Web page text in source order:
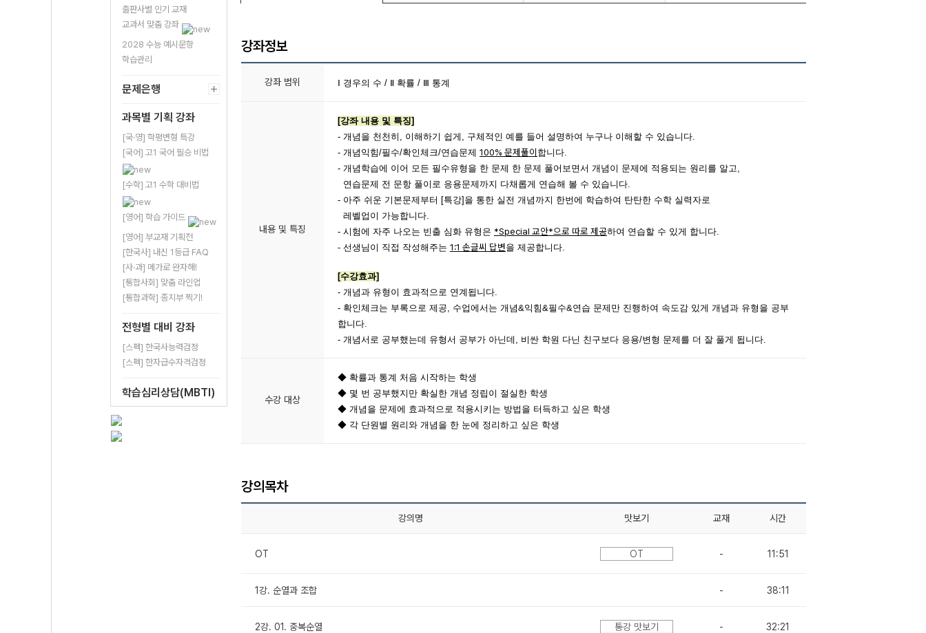
출판사별 인기 교재
교과서 맞춤 강좌
2028 수능 예시문항
학습관리
문제은행
과목별 기획 강좌
[국·영] 학평변형 특강
[국어] 고1 국어 필승 비법
[수학] 고1 수학 대비법
[영어] 학습 가이드
[영어] 부교재 기획전
[한국사] 내신 1등급 FAQ
[사·과] 메가로 완자해!
[통합사회] 맞춤 라인업
[통합과학] 종지부 찍기!
전형별 대비 강좌
[스펙] 한국사능력검정
[스펙] 한자급수자격검정
학습심리상담(MBTI)
강좌정보
강좌 범위 Ⅰ 경우의 수 / Ⅱ 확률 / Ⅲ 통계
내용 및 특징
[강좌 내용 및 특징]
- 개념을 천천히, 이해하기 쉽게, 구체적인 예를 들어 설명하여 누구나 이해할 수 있습니다.
- 개념익힘/필수/확인체크/연습문제 100% 문제풀이 합니다.
- 개념학습에 이어 모든 필수유형을 한 문제 한 문제 풀어보면서 개념이 문제에 적용되는 원리를 알고,
연습문제 전 문항 풀이로 응용문제까지 다채롭게 연습해 볼 수 있습니다.
- 아주 쉬운 기본문제부터 [특강]을 통한 실전 개념까지 한번에 학습하여 탄탄한 수학 실력자로
레벨업이 가능합니다.
- 시험에 자주 나오는 빈출 심화 유형은 *Special 교안*으로 따로 제공하여 연습할 수 있게 합니다.
- 선생님이 직접 작성해주는 1:1 손글씨 답변을 제공합니다.
[수강효과]
- 개념과 유형이 효과적으로 연계됩니다.
- 확인체크는 부록으로 제공, 수업에서는 개념&익힘&필수&연습 문제만 진행하여 속도감 있게 개념과 유형을 공부
합니다.
- 개념서로 공부했는데 유형서 공부가 아닌데, 비싼 학원 다닌 친구보다 응용/변형 문제를 더 잘 풀게 됩니다.
수강 대상
◆ 확률과 통계 처음 시작하는 학생
◆ 몇 번 공부했지만 확실한 개념 정립이 절실한 학생
◆ 개념을 문제에 효과적으로 적용시키는 방법을 터득하고 싶은 학생
◆ 각 단원별 원리와 개념을 한 눈에 정리하고 싶은 학생
강의목차
강의명 맛보기 교재 시간
OT OT - 11:51
1강. 순열과 조합 - 38:11
2강. 01. 중복순열 통강 맛보기 - 32:21